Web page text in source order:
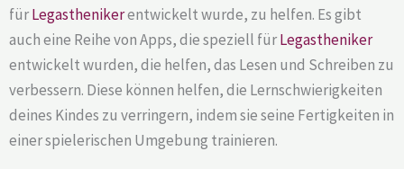
fürLegasthenikerentwickelt wurde, zu helfen. Es gibt
auch eine Reihe von Apps, die speziell fürLegastheniker
entwickelt wurden, die helfen, das Lesen und Schreiben zu
verbessern. Diese können helfen, die Lernschwierigkeiten
deines Kindes zu verringern, indem sie seine Fertigkeiten in
einer spielerischen Umgebung trainieren.